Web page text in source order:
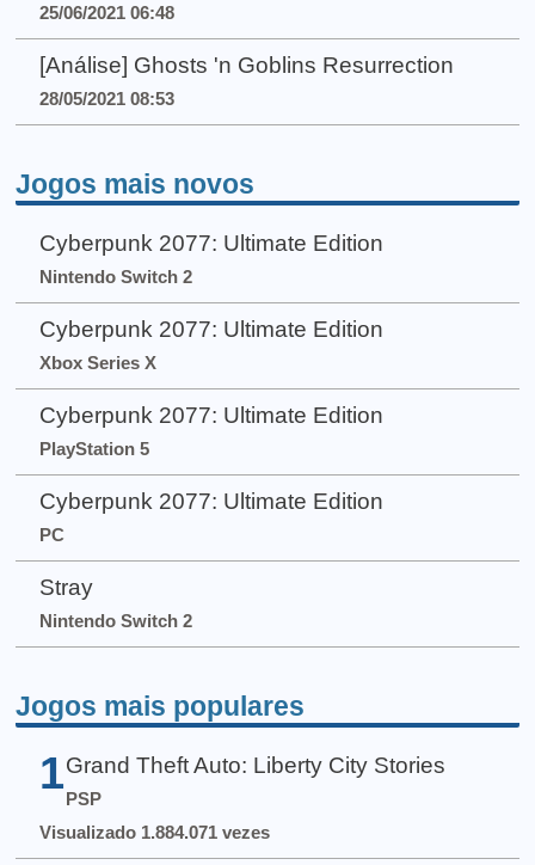
25/06/2021 06:48
[Análise] Ghosts 'n Goblins Resurrection
28/05/2021 08:53
Jogos mais novos
Cyberpunk 2077: Ultimate Edition
Nintendo Switch 2
Cyberpunk 2077: Ultimate Edition
Xbox Series X
Cyberpunk 2077: Ultimate Edition
PlayStation 5
Cyberpunk 2077: Ultimate Edition
PC
Stray
Nintendo Switch 2
Jogos mais populares
1 Grand Theft Auto: Liberty City Stories
PSP
Visualizado 1.884.071 vezes